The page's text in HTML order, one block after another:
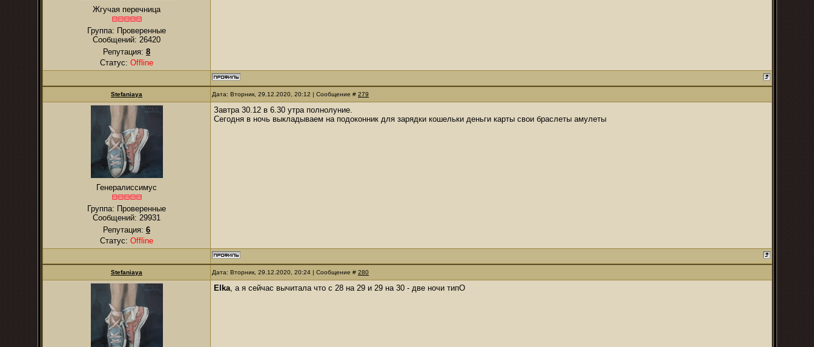
Жгучая перечница
Группа: Проверенные
Сообщений: 26420
Репутация: 8
Статус: Offline
Stefaniaya Дата: Вторник, 29.12.2020, 20:12 | Сообщение # 279
Генералиссимус
Группа: Проверенные
Сообщений: 29931
Репутация: 6
Статус: Offline
Завтра 30.12 в 6.30 утра полнолуние.
Сегодня в ночь выкладываем на подоконник для зарядки кошельки деньги карты свои браслеты амулеты
Stefaniaya Дата: Вторник, 29.12.2020, 20:24 | Сообщение # 280
Elka, а я сейчас вычитала что с 28 на 29 и 29 на 30 - две ночи типО